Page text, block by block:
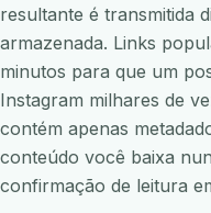
resultante é transmitida
armazenada. Links
minutos para que um
Instagram milhares de
contém apenas
conteúdo você baixa
confirmação de leitura